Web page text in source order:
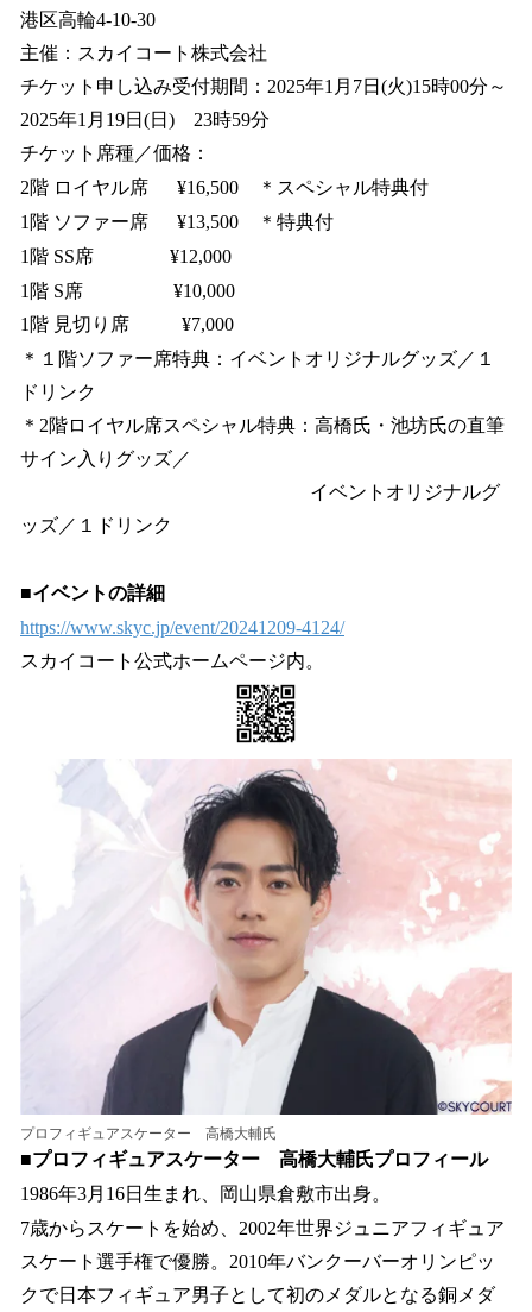
港区高輪4-10-30
主催：スカイコート株式会社
チケット申し込み受付期間：2025年1月7日(火)15時00分～
2025年1月19日(日) 23時59分
チケット席種／価格：
2階 ロイヤル席 ¥16,500 ＊スペシャル特典付
1階 ソファー席 ¥13,500 ＊特典付
1階 SS席 ¥12,000
1階 S席 ¥10,000
1階 見切り席 ¥7,000
＊１階ソファー席特典：イベントオリジナルグッズ／１
ドリンク
＊2階ロイヤル席スペシャル特典：高橋氏・池坊氏の直筆
サイン入りグッズ／
イベントオリジナルグ
ッズ／１ドリンク
■イベントの詳細
https://www.skyc.jp/event/20241209-4124/
スカイコート公式ホームページ内。
プロフィギュアスケーター 高橋大輔氏
■プロフィギュアスケーター 高橋大輔氏プロフィール
1986年3月16日生まれ、岡山県倉敷市出身。
7歳からスケートを始め、2002年世界ジュニアフィギュア
スケート選手権で優勝。2010年バンクーバーオリンピッ
クで日本フィギュア男子として初のメダルとなる銅メダ